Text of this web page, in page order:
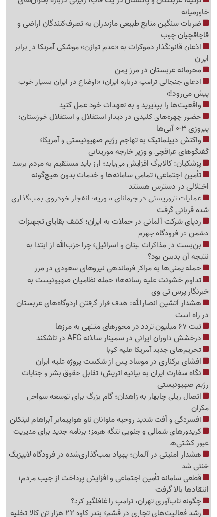
خاورمیانه
ضربات سنگین منابع طبیعی مازندران به تصرف‌کنندگان اراضی و
قاچاقچیان چوب
اذعان قانونگذار دموکرات به «عدم توازن» موشکی آمریکا در برابر
ایران
محرمانه عربستان در مرز یمن
ادعای جنجالی ترامپ درباره ایران؛ «اوضاع در ایران بسیار خوب
پیش می‌رود!»
واقعیت‌ها را بپذیرید و به تعهدات خود عمل کنید
حضور چهره‌های کلیدی در دیدار استقلال و استقلال خوزستان؛
پیروزی 3-0 آبی‌ها
واکنش دیپلماتیک به تهاجم رژیم صهیونیستی و آمریکا؛
گفتگوهای عراقچی و وزیر خارجه موریتانی
پزشکیان: کالابرگ افزایش می‌یابد؛ ارز باید مستقیم به مردم برسد
تأمین اجتماعی؛ تمامی سامانه‌ها و خدمات بدون هیچ‌گونه
اختلالی در دسترس هستند
عملیات تروریستی در جرمانای سوریه؛ انفجار خودروی بمب‌گذاری
شده قربانی گرفت
ردپای شرکت آلمانی در حملات به ایران؛ کشف بقایای تجهیزات
دشمن در فرودگاه جهرم
بن‌بست در مذاکرات لبنان و اسرائیل؛ چرا حزب‌الله از ابتدا به
نتیجه آن بدبین بود؟
حمله یمنی‌ها به مراکز فرماندهی نیروهای سعودی در مرز
تداوم خشونت علیه رسانه‌ها؛ حمله نظامیان صهیونیست به
خبرنگار پرس تی وی
هشدار آتشین انصارالله: هدف قرار گرفتن اردوگاه‌های عربستان
در راه است
ثبت 67 میلیون تردد در محورهای منتهی به مرزها
درخشش داوران ایرانی در سمینار سالانه AFC در تاشکند
تحریم‌های جدید آمریکا علیه کوبا
افشای برکناری در موساد پس از شکست پروژه علیه ایران
نگاه سفارت ایران به بیانیه اتریش؛ تقابل حقوق بشر و جنایات
رژیم صهیونیستی
اتصال ریلی چابهار به زاهدان؛ گام بزرگ برای توسعه سواحل
مکران
افسردگی و اُفت شدید روحیه ملوانان ناو هواپیمابر آبراهام لینکلن
کریدورهای شمالی و جنوبی تنگه هرمز؛ برنامه جدید برای مدیریت
عبور کشتی‌ها
هشدار امنیتی در آلمان؛ پهپاد بمب‌گذاری‌شده در فرودگاه لایپزیگ
خنثی شد
قطعی سامانه تأمین اجتماعی و افزایش پرداخت از جیب مردم؛
انتقادها بالا گرفت
چگونه تاب‌آوری تهران، ترامپ را غافلگیر کرد؟
رشد فعالیت‌های تجاری در قشم؛ بندر کاوه 22 هزار تن کالا تخلیه